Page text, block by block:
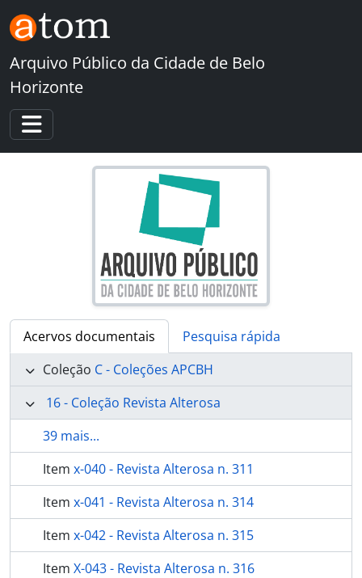
Skip to main content
Arquivo Público da Cidade de Belo
Horizonte
Toggle navigation
Acervos documentais
Pesquisa rápida
Coleção C - Coleções APCBH
16 - Coleção Revista Alterosa
39 mais...
Item x-040 - Revista Alterosa n. 311
Item x-041 - Revista Alterosa n. 314
Item x-042 - Revista Alterosa n. 315
Item X-043 - Revista Alterosa n. 316